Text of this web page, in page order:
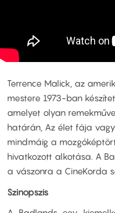
Terrence Malick, az
mestere 1973-ban
amelyet olyan
határán, Az élet fája
mindmáig a
hivatkozott alkotása. A
a vászonra a CineKorda
Szinopszis